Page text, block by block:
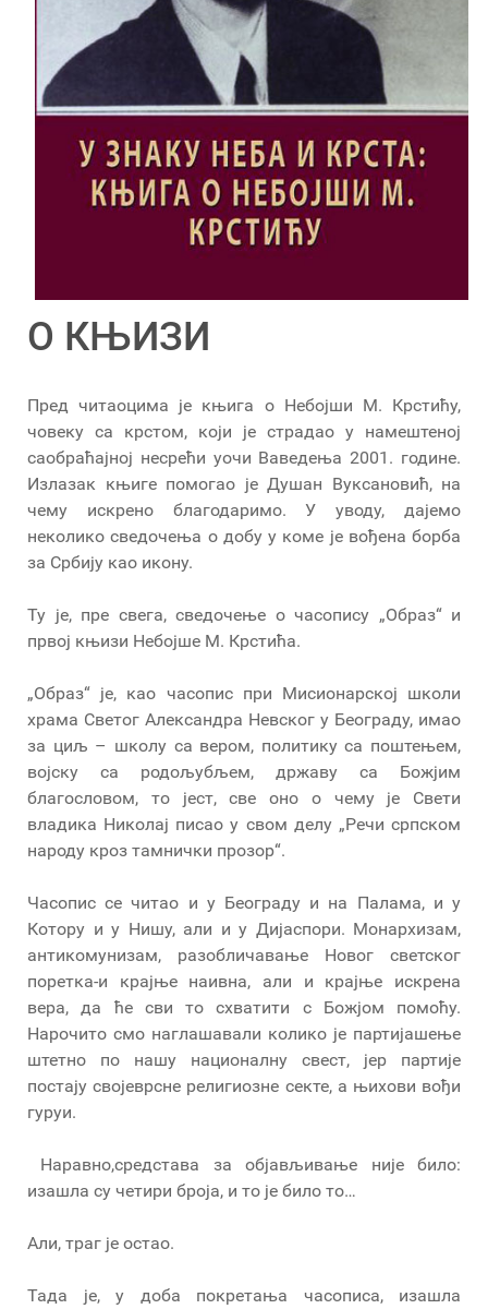
О КЊИЗИ
Пред читаоцима је књига о Небојши М. Крстићу,
човеку са крстом, који је страдао у намештеној
саобраћајној несрећи уочи Ваведења 2001. године.
Излазак књиге помогао је Душан Вуксановић, на
чему искрено благодаримо. У уводу, дајемо
неколико сведочења о добу у коме је вођена борба
за Србију као икону.
Ту је, пре свега, сведочење о часопису „Образ“ и
првој књизи Небојше М. Крстића.
„Образ“ је, као часопис при Мисионарској школи
храма Светог Александра Невског у Београду, имао
за циљ – школу са вером, политику са поштењем,
војску са родољубљем, државу са Божјим
благословом, то јест, све оно о чему је Свети
владика Николај писао у свом делу „Речи српском
народу кроз тамнички прозор“.
Часопис се читао и у Београду и на Палама, и у
Котору и у Нишу, али и у Дијаспори. Монархизам,
антикомунизам, разобличавање Новог светског
поретка-и крајње наивна, али и крајње искрена
вера, да ће сви то схватити с Божјом помоћу.
Нарочито смо наглашавали колико је партијашење
штетно по нашу националну свест, јер партије
постају својеврсне религиозне секте, а њихови вођи
гуруи.
Наравно,средстава за објављивање није било:
изашла су четири броја, и то је било то…
Али, траг је остао.
Тада је, у доба покретања часописа, изашла